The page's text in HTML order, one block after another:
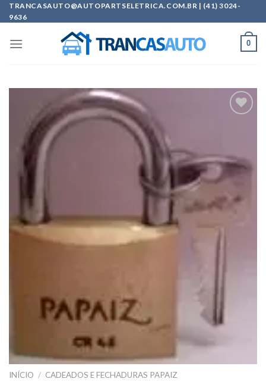
Skip
to
TRANCASAUTO@AUTOPARTSELETRICA.COM.BR | (41) 3024-
9636
0
INÍCIO / CADEADOS E FECHADURAS PAPAIZ